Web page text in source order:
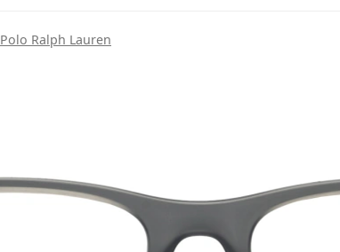
Polo Ralph Lauren